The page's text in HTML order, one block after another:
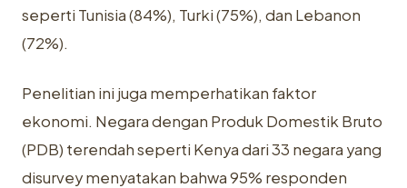
seperti Tunisia (84%), Turki (75%), dan Lebanon
(72%).
Penelitian ini juga memperhatikan faktor
ekonomi. Negara dengan Produk Domestik Bruto
(PDB) terendah seperti Kenya dari 33 negara yang
disurvey menyatakan bahwa 95% responden